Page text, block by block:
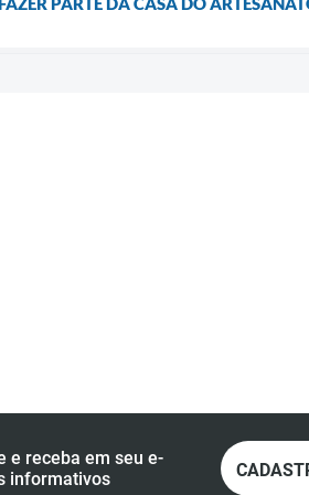
e receba em seu e-
informativos